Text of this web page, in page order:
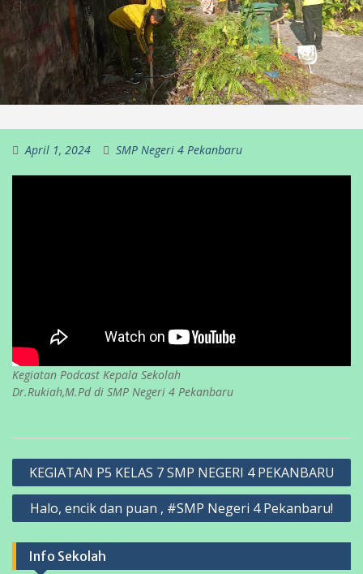
April 1, 2024 SMP Negeri 4 Pekanbaru
Kegiatan Podcast Kepala Sekolah
Dr.Rukiah,M.Pd di SMP Negeri 4 Pekanbaru
Navigasi
pos
KEGIATAN P5 KELAS 7 SMP NEGERI 4 PEKANBARU
Halo, encik dan puan , #SMP Negeri 4 Pekanbaru!
Info Sekolah